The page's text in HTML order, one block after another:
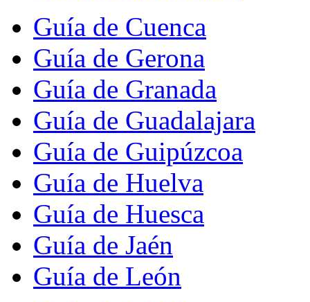
Guía de Cuenca
Guía de Gerona
Guía de Granada
Guía de Guadalajara
Guía de Guipúzcoa
Guía de Huelva
Guía de Huesca
Guía de Jaén
Guía de León